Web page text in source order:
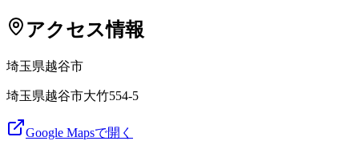
アクセス情報
埼玉県越谷市
埼玉県越谷市大竹554-5
Google Mapsで開く